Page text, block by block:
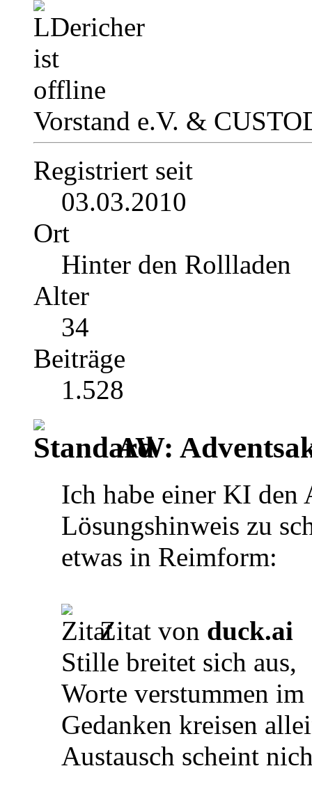
Vorstand e.V. &
Registriert seit
03.03.2010
Ort
Hinter den Rollladen
Alter
34
Beiträge
1.528
AW:
Ich habe einer KI den
Lösungshinweis zu
etwas in Reimform:
Zitat von duck.ai
Stille breitet sich aus,
Worte verstummen im
Gedanken kreisen
Austausch scheint